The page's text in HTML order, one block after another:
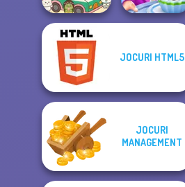
Purr-fect Scoops
Cooking Stories:
JOCURI HTML5
JOCURI
MANAGEMENT